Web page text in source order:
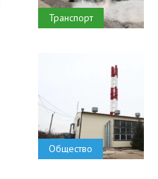
Транспорт
Общество